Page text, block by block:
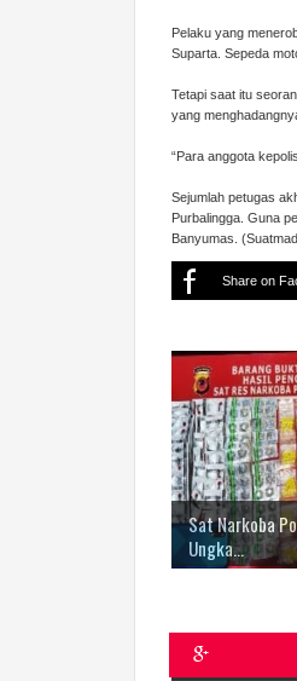
Pelaku yang
Suparta. Sepeda
Tetapi saat itu
yang
“Para anggota
Sejumlah petugas
Purbalingga. Guna
Banyumas.
Share on
Sat Narkoba
Ungka...